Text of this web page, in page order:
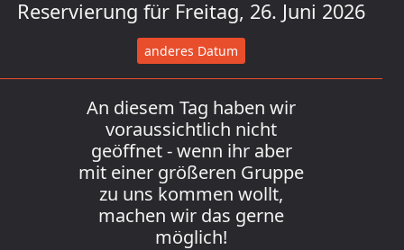
Reservierung für Freitag, 26. Juni 2026
anderes Datum
An diesem Tag haben wir
voraussichtlich nicht
geöffnet - wenn ihr aber
mit einer größeren Gruppe
zu uns kommen wollt,
machen wir das gerne
möglich!